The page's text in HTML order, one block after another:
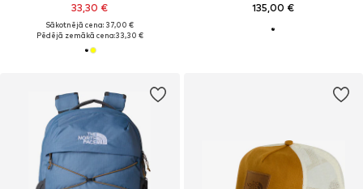
33,30 €
Sākotnējā cena: 37,00 €
Pēdējā zemākā cena:33,30 €
135,00 €